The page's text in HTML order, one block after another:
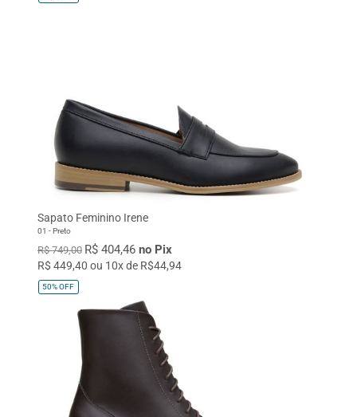
Sapato Feminino Irene
01 - Preto
R$ 749,00 R$ 404,46 no Pix
R$ 449,40 ou 10x de R$44,94
50%OFF